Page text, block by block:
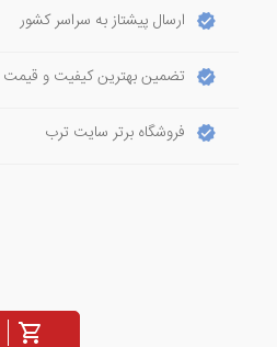
ارسال پیشتاز به سراسر کشور
تضمین بهترین کیفیت و قیمت
فروشگاه برتر سایت ترب